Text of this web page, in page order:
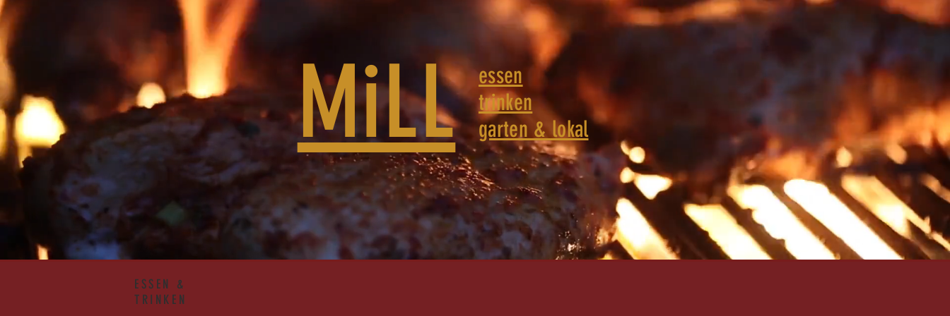
MiLL
essen
trinken
garten & lokal
ESSEN &
TRINKEN